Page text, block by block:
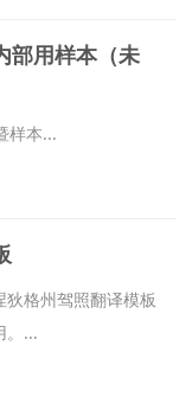
部用样本（未
样本...
格州驾照翻译模板
。...